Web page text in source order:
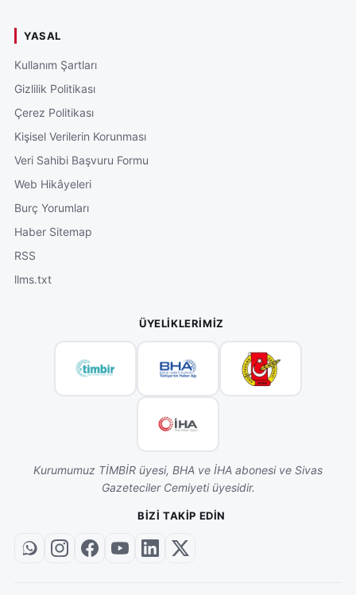
YASAL
Kullanım Şartları
Gizlilik Politikası
Çerez Politikası
Kişisel Verilerin Korunması
Veri Sahibi Başvuru Formu
Web Hikâyeleri
Burç Yorumları
Haber Sitemap
RSS
llms.txt
ÜYELIKLERIMIZ
Kurumumuz TİMBİR üyesi, BHA ve İHA abonesi ve Sivas
Gazeteciler Cemiyeti üyesidir.
BIZI TAKIP EDIN